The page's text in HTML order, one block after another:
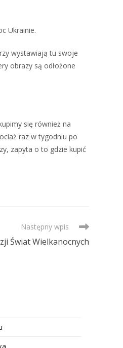
Ukrainie.
wystawiają tu swoje
obrazy są odłożone
się również na
raz w tygodniu po
zapyta o to gdzie kupić
Następny wpis
Świat Wielkanocnych